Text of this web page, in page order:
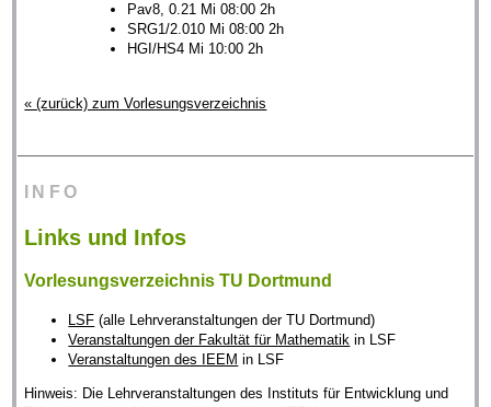
Pav8, 0.21 Mi 08:00 2h
SRG1/2.010 Mi 08:00 2h
HGI/HS4 Mi 10:00 2h
« (zurück) zum Vorlesungsverzeichnis
INFO
Links und Infos
Vorlesungsverzeichnis TU Dortmund
LSF (alle Lehrveranstaltungen der TU Dortmund)
Veranstaltungen der Fakultät für Mathematik in LSF
Veranstaltungen des IEEM in LSF
Hinweis: Die Lehrveranstaltungen des Instituts für Entwicklung und